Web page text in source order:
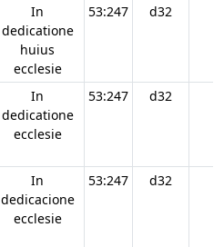
In
dedicatione
huius
ecclesie
53:247 d32
In
dedicatione
ecclesie
53:247 d32
In
dedicacione
ecclesie
53:247 d32